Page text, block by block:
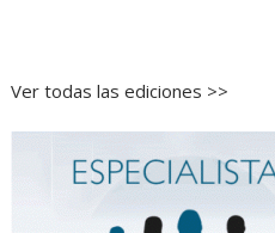
Ver todas las ediciones >>